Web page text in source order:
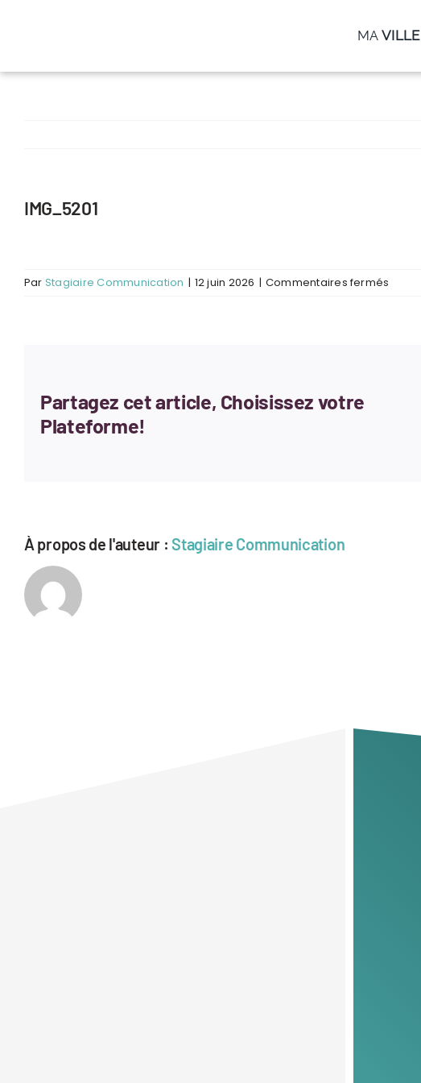
MA VILLE
IMG_5201
Par Stagiaire Communication | 12 juin 2026 | Commentaires fermés
Partagez cet article, Choisissez votre
Plateforme!
À propos de l'auteur : Stagiaire Communication